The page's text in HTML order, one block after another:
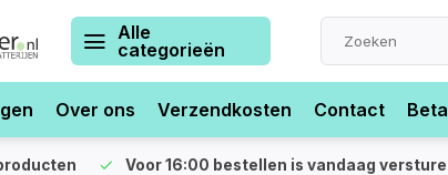
Alle
categorieën
Over ons Verzendkosten Contact
Voor 16:00 bestellen is vandaag